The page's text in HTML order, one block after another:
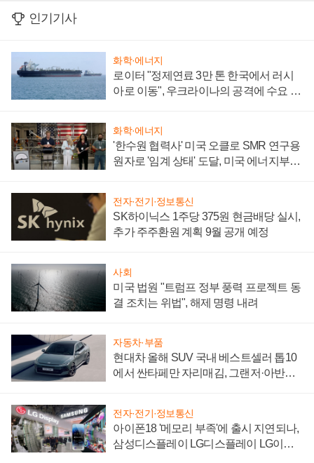
인기기사
화학·에너지
로이터 "정제연료 3만 톤 한국에서 러시
아로 이동", 우크라이나의 공격에 수요 늘
화학·에너지
'한수원 협력사' 미국 오클로 SMR 연구용
원자로 '임계 상태' 도달, 미국 에너지부
전자·전기·정보통신
SK하이닉스 1주당 375원 현금배당 실시,
추가 주주환원 계획 9월 공개 예정
사회
미국 법원 "트럼프 정부 풍력 프로젝트 동
결 조치는 위법", 해제 명령 내려
자동차·부품
현대차 올해 SUV 국내 베스트셀러 톱10
에서 싼타페만 자리매김, 그랜저·아반떼
전자·전기·정보통신
아이폰18 '메모리 부족'에 출시 지연되나,
삼성디스플레이 LG디스플레이 LG이노